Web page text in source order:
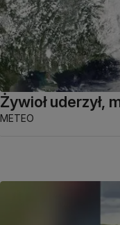
Żywioł uderzył,
METEO